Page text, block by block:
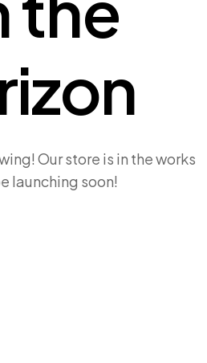
Our store is in the works
launching soon!